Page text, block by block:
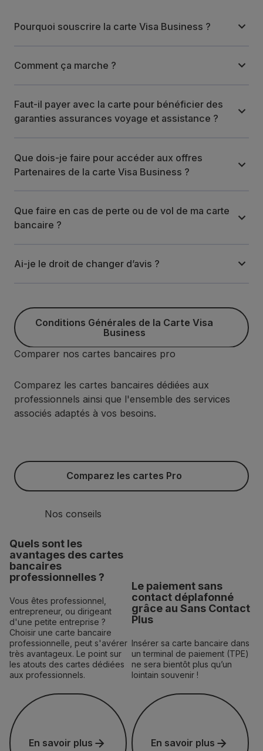
Pourquoi souscrire la carte Visa Business ?
Comment ça marche ?
Faut-il payer avec la carte pour bénéficier des
garanties assurances voyage et assistance ?
Que dois-je faire pour accéder aux offres
Partenaires de la carte Visa Business ?
Que faire en cas de perte ou de vol de ma carte
bancaire ?
Ai-je le droit de changer d’avis ?
Conditions Générales de la
Conditions Générales de la Carte Visa
Business
Comparer nos cartes bancaires pro
Comparez les cartes bancaires dédiées aux
professionnels ainsi que l'ensemble des services
associés adaptés à vos besoins.
Comparez les cartes Pro
Comparez les cartes Pro
Nos conseils
Quels sont les
avantages des cartes
bancaires
professionnelles ?
Vous êtes professionnel,
entrepreneur, ou dirigeant
d'une petite entreprise ?
Choisir une carte bancaire
professionnelle, peut s'avérer
très avantageux. Le point sur
les atouts des cartes dédiées
aux professionnels.
En savoir plus
En savoir plus
Le paiement sans
contact déplafonné
grâce au Sans Contact
Plus
Insérer sa carte bancaire dans
un terminal de paiement (TPE)
ne sera bientôt plus qu’un
lointain souvenir !
En savoir plus
En savoir plus